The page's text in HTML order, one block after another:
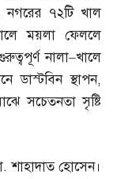
নগরের ৭২টি খাল
ময়লা ফেললে
নালা–খালে
ডাস্টবিন স্থাপন,
সচেতনতা সৃষ্টি
.শাহাদাত হোসেন।